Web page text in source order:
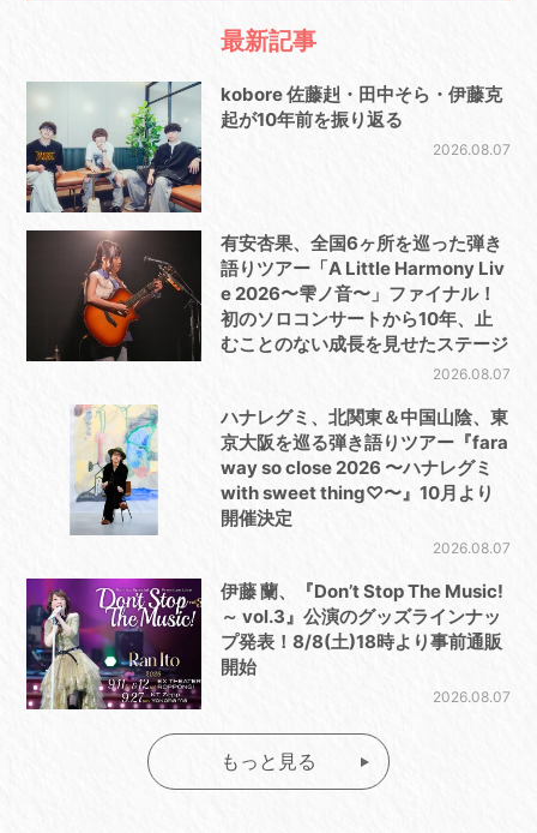
最新記事
kobore 佐藤赳・田中そら・伊藤克
起が10年前を振り返る
2026.08.07
有安杏果、全国6ヶ所を巡った弾き
語りツアー「A Little Harmony Liv
e 2026〜雫ノ音〜」ファイナル！
初のソロコンサートから10年、止
むことのない成長を見せたステージ
2026.08.07
ハナレグミ、北関東＆中国山陰、東
京大阪を巡る弾き語りツアー『fara
way so close 2026 〜ハナレグミ
with sweet thing♡〜』10月より
開催決定
2026.08.07
伊藤 蘭、『Don’t Stop The Music!
～ vol.3』公演のグッズラインナッ
プ発表！8/8(土)18時より事前通販
開始
2026.08.07
もっと見る